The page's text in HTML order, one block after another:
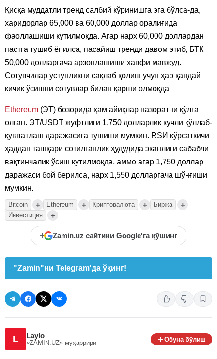
Қисқа муддатли тренд салбий кўринишга эга бўлса-да,
харидорлар 65,000 ва 60,000 доллар оралиғида
фаоллашиши кутилмоқда. Агар нарх 60,000 доллардан
пастга тушиб ёпилса, пасайиш тренди давом этиб, БТК
50,000 долларгача арзонлашиши хавфи мавжуд.
Сотувчилар устунликни сақлаб қолиш учун ҳар қандай
кичик ўсишни сотувлар билан қарши олмоқда.
Ethereum (ЭТ) бозорида ҳам айиқлар назоратни қўлга
олган. ЭТ/USDT жуфтлиги 1,750 долларлик кучли қўллаб-
қувватлаш даражасига тушиши мумкин. RSИ кўрсаткичи
ҳаддан ташқари сотилганлик ҳудудида эканлиги сабабли
вақтинчалик ўсиш кутилмоқда, аммо агар 1,750 доллар
даражаси бой берилса, нарх 1,550 долларгача шўнғиши
мумкин.
Bitcoin + Ethereum + Криптовалюта + Биржа +
Инвестиция +
+ Zamin.uz сайтини Google'га қўшинг
"Zamin"ни Telegram'да ўқинг!
L Laylo
«ZAMIN.UZ» муҳаррири
Обуна бўлиш